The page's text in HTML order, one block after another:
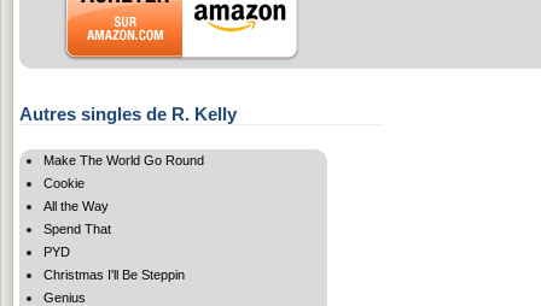
Autres singles de R. Kelly
Make The World Go Round
Cookie
All the Way
Spend That
PYD
Christmas I'll Be Steppin
Genius